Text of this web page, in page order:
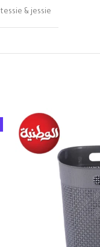
tessie & jessie